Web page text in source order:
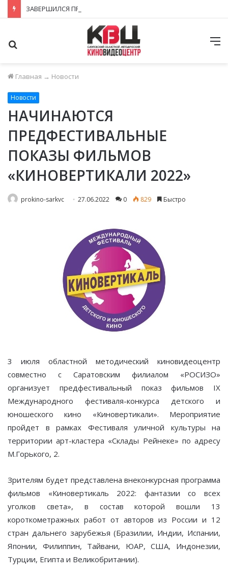
Главная → Новости
Новости
НАЧИНАЮТСЯ
ПРЕДФЕСТИВАЛЬНЫЕ
ПОКАЗЫ ФИЛЬМОВ
«КИНОВЕРТИКАЛИ 2022»
prokino-sarkvc 27.06.2022 0 829 Быстро
3 июля областной методический киновидеоцентр
совместно с Саратовским филиалом «РОСИЗО»
организует предфестивальный показ фильмов IX
Международного фестиваля-конкурса детского и
юношеского кино «Киновертикали». Мероприятие
пройдет в рамках Фестиваля уличной культуры на
территории арт-кластера «Склады Рейнеке» по адресу
М.Горького, 2.
Зрителям будет представлена внеконкурсная программа
фильмов «Киновертикаль 2022: фантазии со всех
уголков света», в состав которой вошли 13
короткометражных работ от авторов из России и 12
стран дальнего зарубежья (Бразилии, Индии, Испании,
Японии, Филиппин, Тайвани, ЮАР, США, Индонезии,
Турции, Египта и Великобритании).